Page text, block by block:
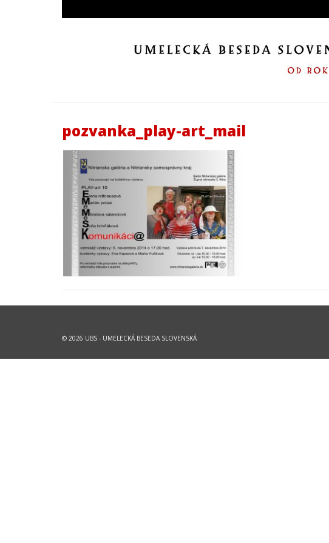
pozvanka_play-art_mail
© 2026 UBS - UMELECKÁ BESEDA SLOVENSKÁ